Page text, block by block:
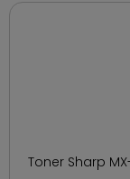
Toner Sharp